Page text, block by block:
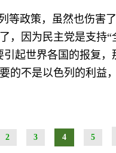
等政策，虽然也伤害
，因为民主党是支持“
起世界各国的报复
的不是以色列的利益
2 3 4 5